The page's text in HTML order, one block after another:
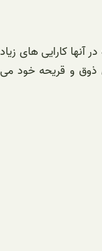
کارایی های زیاد
ذوق و قریحه خود می